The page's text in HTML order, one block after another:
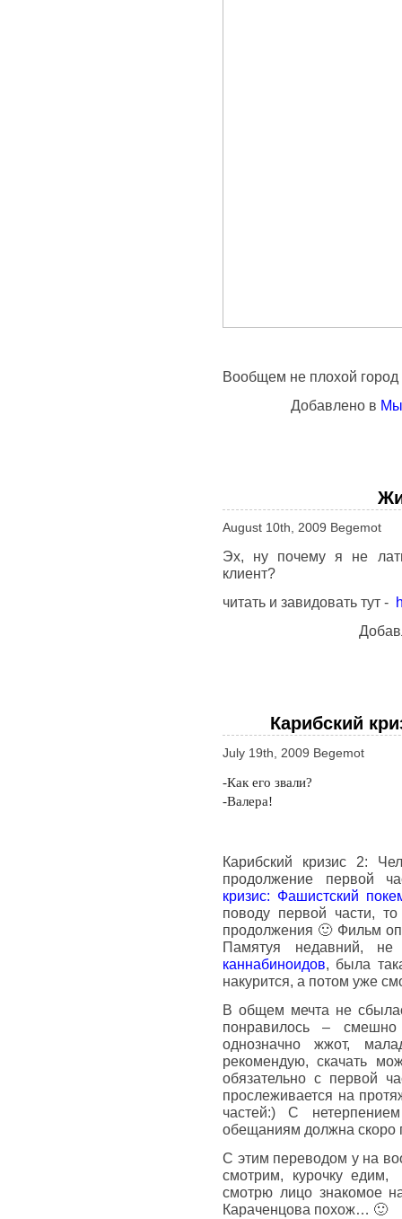
Вообщем не плохой город
Добавлено в
August 10th, 2009 Begemot
Эх, ну почему я не
клиент?
читать и завидовать тут -
Карибский
July 19th, 2009 Begemot
-Как его звали?
-Валера!
Карибский кризис 2:
продолжение первой
кризис: Фашистский
поводу первой части,
продолжения 🙂 Фильм
Памятуя недавний,
каннабиноидов, была
накурится, а потом уже
В общем мечта не
понравилось –
однозначно жжот,
рекомендую, скачать
обязательно с первой
прослеживается на
частей:) С
обещаниям должна скоро
С этим переводом у на
смотрим, курочку
смотрю лицо знакомое
Караченцова похож… 🙂